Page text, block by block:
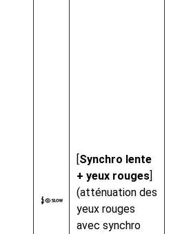
K
[Synchro lente
+ yeux rouges]
(atténuation des
yeux rouges
avec synchro